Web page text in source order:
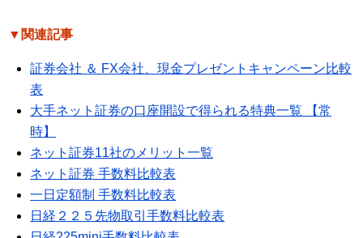
▼関連記事
証券会社 ＆ FX会社、現金プレゼントキャンペーン比較
表
大手ネット証券の口座開設で得られる特典一覧 【常
時】
ネット証券11社のメリット一覧
ネット証券 手数料比較表
一日定額制 手数料比較表
日経２２５先物取引手数料比較表